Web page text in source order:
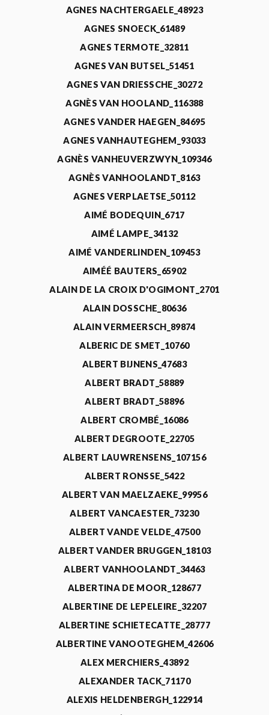
AGNES NACHTERGAELE_48923
AGNES SNOECK_61489
AGNES TERMOTE_32811
AGNES VAN BUTSEL_51451
AGNES VAN DRIESSCHE_30272
AGNÈS VAN HOOLAND_116388
AGNES VANDER HAEGEN_84695
AGNES VANHAUTEGHEM_93033
AGNÈS VANHEUVERZWYN_109346
AGNÈS VANHOOLANDT_8163
AGNES VERPLAETSE_50112
AIMÉ BODEQUIN_6717
AIMÉ LAMPE_34132
AIMÉ VANDERLINDEN_109453
AIMÉÉ BAUTERS_65902
ALAIN DE LA CROIX D'OGIMONT_2701
ALAIN DOSSCHE_80636
ALAIN VERMEERSCH_89874
ALBERIC DE SMET_10760
ALBERT BIJNENS_47683
ALBERT BRADT_58889
ALBERT BRADT_58896
ALBERT CROMBÉ_16086
ALBERT DEGROOTE_22705
ALBERT LAUWRENSENS_107156
ALBERT RONSSE_5422
ALBERT VAN MAELZAEKE_99956
ALBERT VANCAESTER_73230
ALBERT VANDE VELDE_47500
ALBERT VANDER BRUGGEN_18103
ALBERT VANHOOLANDT_34463
ALBERTINA DE MOOR_128677
ALBERTINE DE LEPELEIRE_32207
ALBERTINE SCHIETECATTE_28777
ALBERTINE VANOOTEGHEM_42606
ALEX MERCHIERS_43892
ALEXANDER TACK_71170
ALEXIS HELDENBERGH_122914